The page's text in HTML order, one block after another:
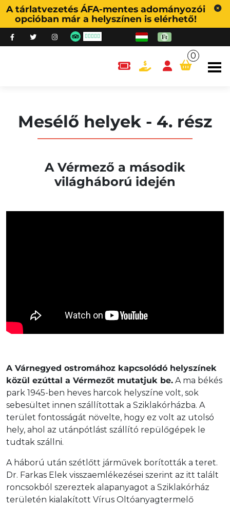
A tárlatvezetés ÁFA-mentes adományozói
opcióban már a helyszínen is elérhető!
content.cart
0
Mesélő helyek - 4. rész
A Vérmező a második
világháború idején
A Várnegyed ostromához kapcsolódó helyszínek
közül ezúttal a Vérmezőt mutatjuk be. A ma békés
park 1945-ben heves harcok helyszíne volt, sok
sebesültet innen szállítottak a Sziklakórházba. A
terület fontosságát növelte, hogy ez volt az utolsó
hely, ahol az utánpótlást szállító repülőgépek le
tudtak szállni.
A háború után szétlőtt járművek borították a teret.
Dr. Farkas Elek visszaemlékezései szerint az itt talált
roncsokból szereztek alapanyagot a Sziklakórház
területén kialakított Vírus Oltóanyagtermelő